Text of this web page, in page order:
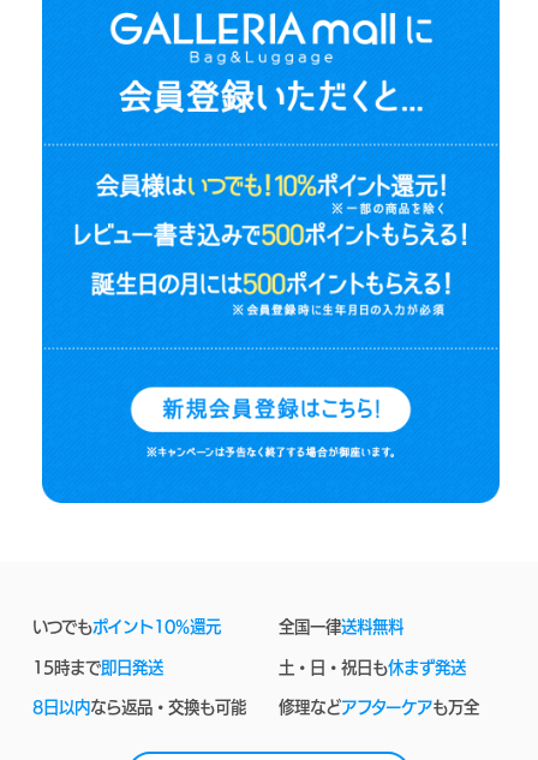
いつでもポイント10%還元 全国一律送料無料
15時まで即日発送 土・日・祝日も休まず発送
8日以内なら返品・交換も可能 修理などアフターケアも万全